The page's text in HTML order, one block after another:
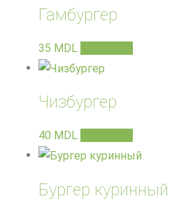
Гамбургер
35 MDL
Чизбургер
40 MDL
Бургер куринный